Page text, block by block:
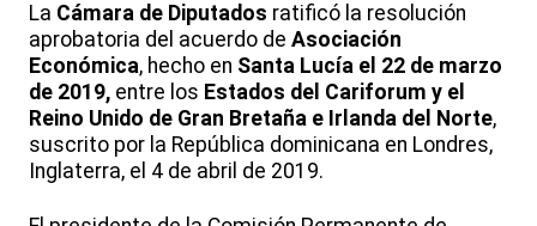
La Cámara de Diputados ratificó la resolución
aprobatoria del acuerdo de Asociación
Económica, hecho en Santa Lucía el 22 de marzo
de 2019, entre los Estados del Cariforum y el
Reino Unido de Gran Bretaña e Irlanda del Norte,
suscrito por la República dominicana en Londres,
Inglaterra, el 4 de abril de 2019.